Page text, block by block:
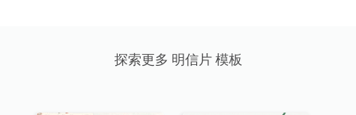
探索更多 明信片 模板